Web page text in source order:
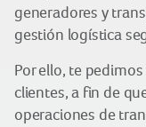
generadores y
gestión logística
Por ello, te
clientes, a fin de
operaciones de